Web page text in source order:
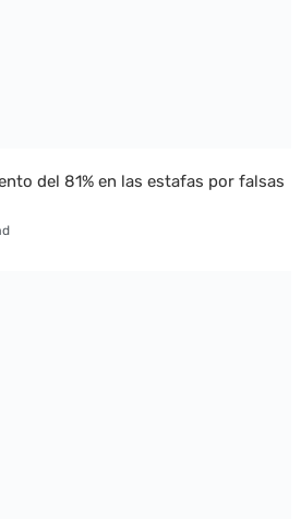
del 81% en las estafas por falsas